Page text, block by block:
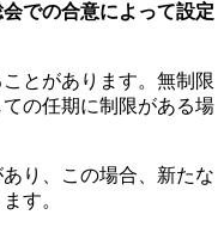
での合意によって設定
とがあります。無制限
の任期に制限がある場
り、この場合、新たな
す。